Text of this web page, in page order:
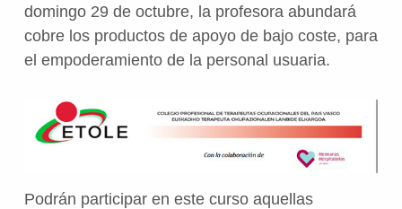
domingo 29 de octubre, la profesora abundará
cobre los productos de apoyo de bajo coste, para
el empoderamiento de la personal usuaria.
Podrán participar en este curso aquellas